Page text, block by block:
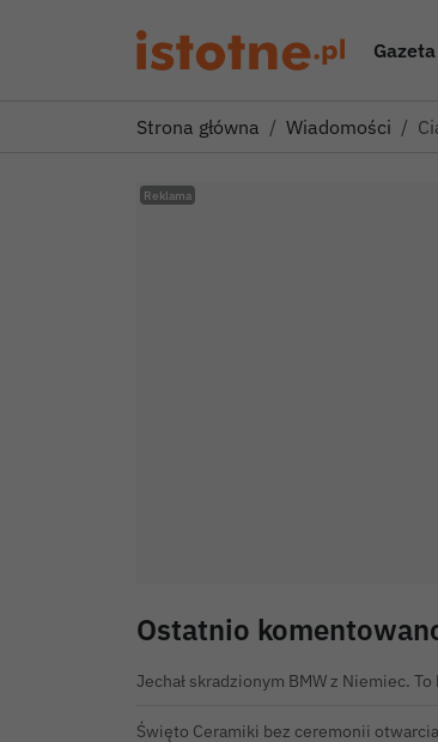
Gazeta
Strona główna Wiadomości
Ostatnio